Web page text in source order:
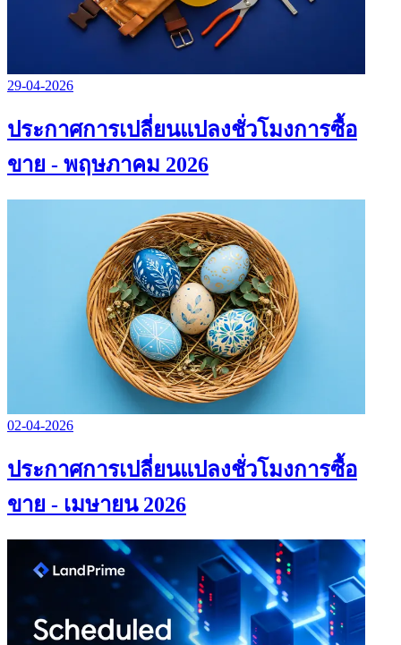
29-04-2026
ประกาศการเปลี่ยนแปลงชั่วโมงการซื้อ
ขาย - พฤษภาคม 2026
02-04-2026
ประกาศการเปลี่ยนแปลงชั่วโมงการซื้อ
ขาย - เมษายน 2026